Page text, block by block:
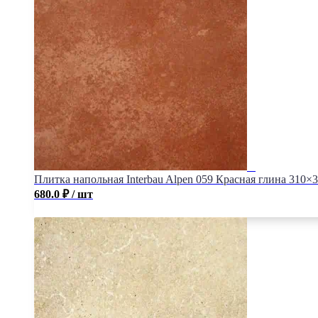
Плитка напольная Interbau Alpen 059 Красная глина
680.0 ₽ / шт